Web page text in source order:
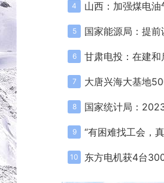
4
5
6
7
8
9 “有困难找工会，
10